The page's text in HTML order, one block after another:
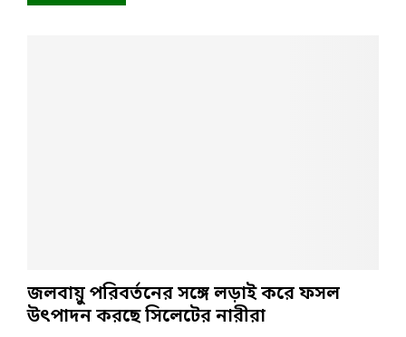
জলবায়ু পরিবর্তনের সঙ্গে লড়াই করে ফসল
উৎপাদন করছে সিলেটের নারীরা